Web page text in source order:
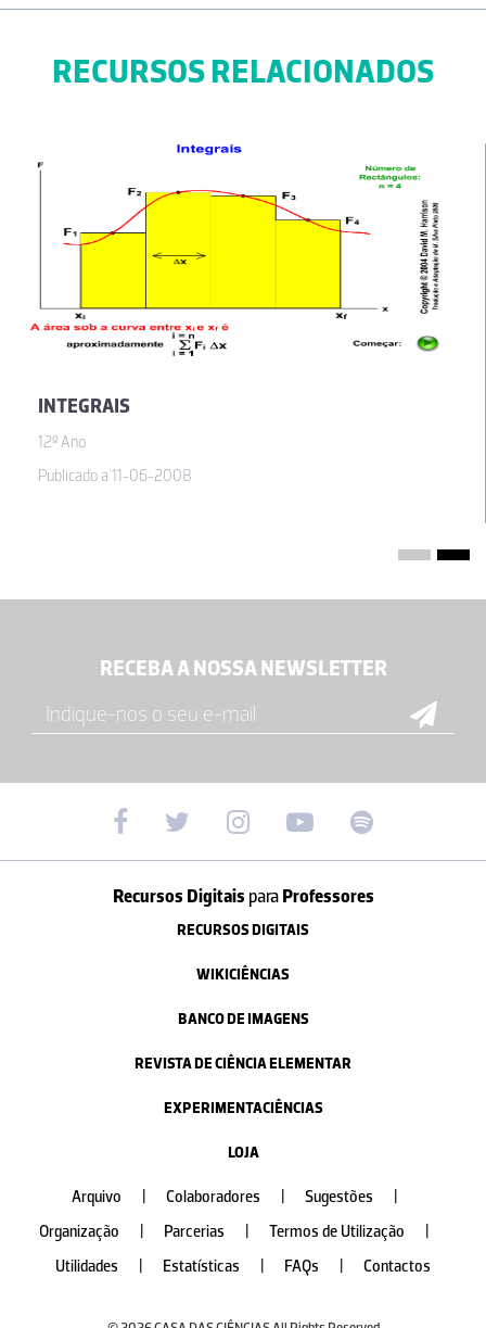
RECURSOS RELACIONADOS
INTEGRAIS
12º Ano
Publicado a 11-06-2008
RECEBA A NOSSA NEWSLETTER
Recursos Digitais paraProfessores
RECURSOS DIGITAIS
WIKICIÊNCIAS
BANCO DE IMAGENS
REVISTA DE CIÊNCIA ELEMENTAR
EXPERIMENTACIÊNCIAS
LOJA
Arquivo Colaboradores Sugestões
Organização
Parcerias Termos de Utilização
Utilidades
Estatísticas FAQs Contactos